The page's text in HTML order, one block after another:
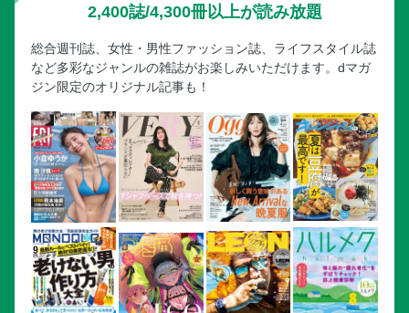
2,400誌/4,300冊以上が読み放題
総合週刊誌、女性・男性ファッション誌、ライフスタイル誌
など多彩なジャンルの雑誌がお楽しみいただけます。dマガ
ジン限定のオリジナル記事も！